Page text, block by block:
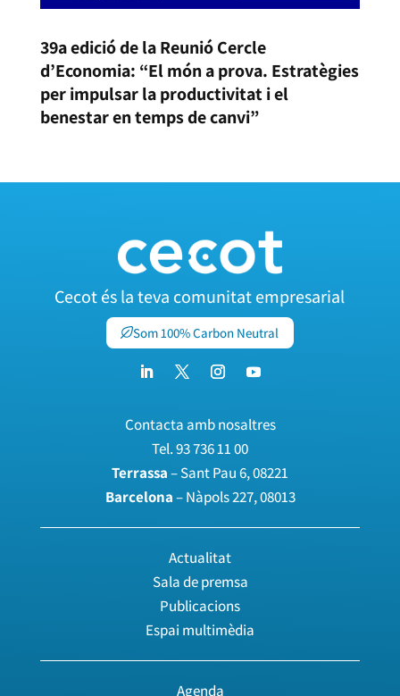
39a edició de la Reunió Cercle
d’Economia: “El món a prova. Estratègies
per impulsar la productivitat i el
benestar en temps de canvi”
Cecot és la teva comunitat empresarial
Som 100% Carbon Neutral
Contacta amb nosaltres
Tel.93 736 11 00
Terrassa– Sant Pau 6, 08221
Barcelona– Nàpols 227, 08013
Actualitat
Sala de premsa
Publicacions
Espai multimèdia
Agenda